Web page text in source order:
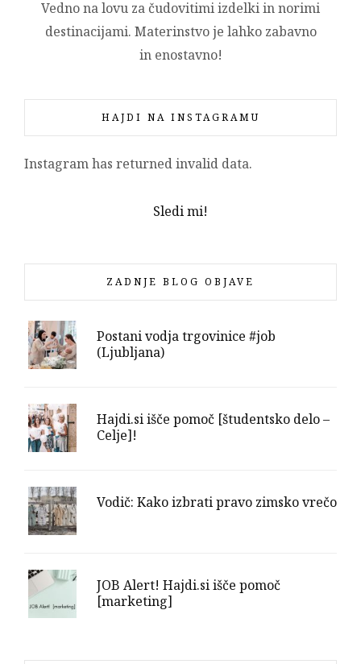
Vedno na lovu za čudovitimi izdelki in norimi
destinacijami. Materinstvo je lahko zabavno
in enostavno!
HAJDI NA INSTAGRAMU
Instagram has returned invalid data.
Sledi mi!
ZADNJE BLOG OBJAVE
Postani vodja trgovinice #job
(Ljubljana)
Hajdi.si išče pomoč [študentsko delo –
Celje]!
Vodič: Kako izbrati pravo zimsko vrečo
JOB Alert! Hajdi.si išče pomoč
[marketing]